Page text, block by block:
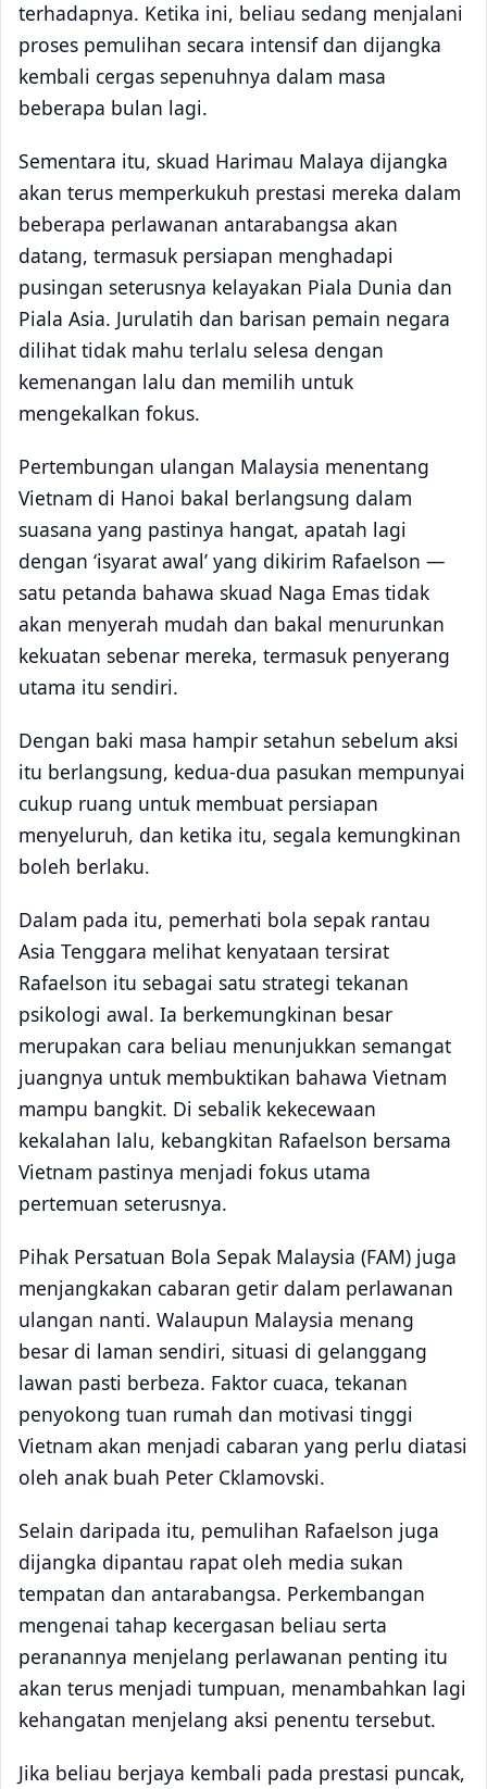
terhadapnya. Ketika ini, beliau sedang menjalani
proses pemulihan secara intensif dan dijangka
kembali cergas sepenuhnya dalam masa
beberapa bulan lagi.
Sementara itu, skuad Harimau Malaya dijangka
akan terus memperkukuh prestasi mereka dalam
beberapa perlawanan antarabangsa akan
datang, termasuk persiapan menghadapi
pusingan seterusnya kelayakan Piala Dunia dan
Piala Asia. Jurulatih dan barisan pemain negara
dilihat tidak mahu terlalu selesa dengan
kemenangan lalu dan memilih untuk
mengekalkan fokus.
Pertembungan ulangan Malaysia menentang
Vietnam di Hanoi bakal berlangsung dalam
suasana yang pastinya hangat, apatah lagi
dengan ‘isyarat awal’ yang dikirim Rafaelson —
satu petanda bahawa skuad Naga Emas tidak
akan menyerah mudah dan bakal menurunkan
kekuatan sebenar mereka, termasuk penyerang
utama itu sendiri.
Dengan baki masa hampir setahun sebelum aksi
itu berlangsung, kedua-dua pasukan mempunyai
cukup ruang untuk membuat persiapan
menyeluruh, dan ketika itu, segala kemungkinan
boleh berlaku.
Dalam pada itu, pemerhati bola sepak rantau
Asia Tenggara melihat kenyataan tersirat
Rafaelson itu sebagai satu strategi tekanan
psikologi awal. Ia berkemungkinan besar
merupakan cara beliau menunjukkan semangat
juangnya untuk membuktikan bahawa Vietnam
mampu bangkit. Di sebalik kekecewaan
kekalahan lalu, kebangkitan Rafaelson bersama
Vietnam pastinya menjadi fokus utama
pertemuan seterusnya.
Pihak Persatuan Bola Sepak Malaysia (FAM) juga
menjangkakan cabaran getir dalam perlawanan
ulangan nanti. Walaupun Malaysia menang
besar di laman sendiri, situasi di gelanggang
lawan pasti berbeza. Faktor cuaca, tekanan
penyokong tuan rumah dan motivasi tinggi
Vietnam akan menjadi cabaran yang perlu diatasi
oleh anak buah Peter Cklamovski.
Selain daripada itu, pemulihan Rafaelson juga
dijangka dipantau rapat oleh media sukan
tempatan dan antarabangsa. Perkembangan
mengenai tahap kecergasan beliau serta
peranannya menjelang perlawanan penting itu
akan terus menjadi tumpuan, menambahkan lagi
kehangatan menjelang aksi penentu tersebut.
Jika beliau berjaya kembali pada prestasi puncak,